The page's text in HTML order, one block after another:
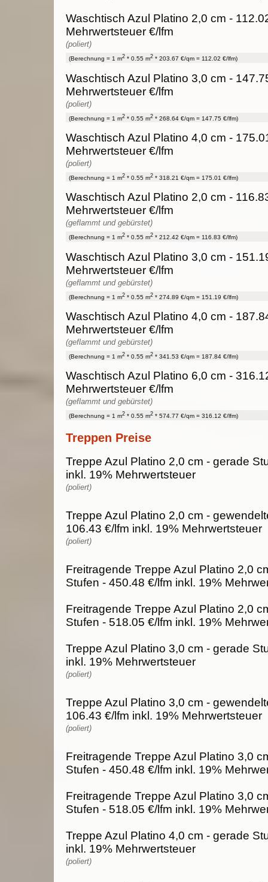
Waschtisch Azul Platino 2,0 cm -
Mehrwertsteuer €/lfm
(poliert)
(Berechnung = 1 m2 * 0.55 m2 * 203.67 €/qm = 112.02 €/lfm)
Waschtisch Azul Platino 3,0 cm -
Mehrwertsteuer €/lfm
(poliert)
(Berechnung = 1 m2 * 0.55 m2 * 268.64 €/qm = 147.75 €/lfm)
Waschtisch Azul Platino 4,0 cm -
Mehrwertsteuer €/lfm
(poliert)
(Berechnung = 1 m2 * 0.55 m2 * 318.21 €/qm = 175.01 €/lfm)
Waschtisch Azul Platino 2,0 cm -
Mehrwertsteuer €/lfm
(geflammt und gebürstet)
(Berechnung = 1 m2 * 0.55 m2 * 212.42 €/qm = 116.83 €/lfm)
Waschtisch Azul Platino 3,0 cm -
Mehrwertsteuer €/lfm
(geflammt und gebürstet)
(Berechnung = 1 m2 * 0.55 m2 * 274.89 €/qm = 151.19 €/lfm)
Waschtisch Azul Platino 4,0 cm -
Mehrwertsteuer €/lfm
(geflammt und gebürstet)
(Berechnung = 1 m2 * 0.55 m2 * 341.53 €/qm = 187.84 €/lfm)
Waschtisch Azul Platino 6,0 cm -
Mehrwertsteuer €/lfm
(geflammt und gebürstet)
(Berechnung = 1 m2 * 0.55 m2 * 574.77 €/qm = 316.12 €/lfm)
Treppen Preise
Treppe Azul Platino 2,0 cm - gerade
inkl. 19% Mehrwertsteuer
(poliert)
Treppe Azul Platino 2,0 cm -
106.43 €/lfm inkl. 19% Mehrwertsteuer
(poliert)
Freitragende Treppe Azul Platino 2,0
Stufen - 450.48 €/lfm inkl. 19%
Freitragende Treppe Azul Platino 2,0
Stufen - 518.05 €/lfm inkl. 19%
Treppe Azul Platino 3,0 cm - gerade
inkl. 19% Mehrwertsteuer
(poliert)
Treppe Azul Platino 3,0 cm -
106.43 €/lfm inkl. 19% Mehrwertsteuer
(poliert)
Freitragende Treppe Azul Platino 3,0
Stufen - 450.48 €/lfm inkl. 19%
Freitragende Treppe Azul Platino 3,0
Stufen - 518.05 €/lfm inkl. 19%
Treppe Azul Platino 4,0 cm - gerade
inkl. 19% Mehrwertsteuer
(poliert)